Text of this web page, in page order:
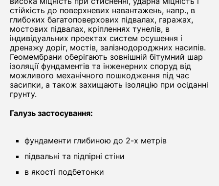
стійкість до поверхневих навантажень, напр., в
глибоких багатоповерхових підвалах, гаражах,
мостових підвалах, кріпленнях тунелів, в
індивідуальних проектах систем осушення і
дренажу доріг, мостів, залізнодороджних насипів.
Геомембрани оберігають зовнішній бітумний шар
ізоляції фундаментів та інженерних споруд від
можливого механічного пошкодження під час
засипки, а також захищають ізоляцію при осіданні
грунту.​
Галузь застосування:
фундаменти глибиною до 2-х метрів
підвальні та підпірні стіни
в якості подбетонки